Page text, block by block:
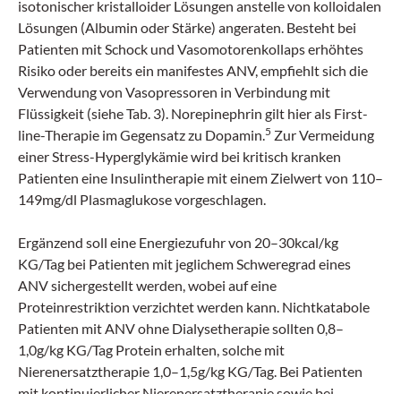
isotonischer kristalloider Lösungen anstelle von kolloidalen
Lösungen (Albumin oder Stärke) angeraten. Besteht bei
Patienten mit Schock und Vasomotorenkollaps erhöhtes
Risiko oder bereits ein manifestes ANV, empfiehlt sich die
Verwendung von Vasopressoren in Verbindung mit
Flüssigkeit (siehe Tab. 3). Norepinephrin gilt hier als First-
line-Therapie im Gegensatz zu Dopamin.5 Zur Vermeidung
einer Stress-Hyperglykämie wird bei kritisch kranken
Patienten eine Insulintherapie mit einem Zielwert von 110–
149mg/dl Plasmaglukose vorgeschlagen.
Ergänzend soll eine Energiezufuhr von 20–30kcal/kg
KG/Tag bei Patienten mit jeglichem Schweregrad eines
ANV sichergestellt werden, wobei auf eine
Proteinrestriktion verzichtet werden kann. Nichtkatabole
Patienten mit ANV ohne Dialysetherapie sollten 0,8–
1,0g/kg KG/Tag Protein erhalten, solche mit
Nierenersatztherapie 1,0–1,5g/kg KG/Tag. Bei Patienten